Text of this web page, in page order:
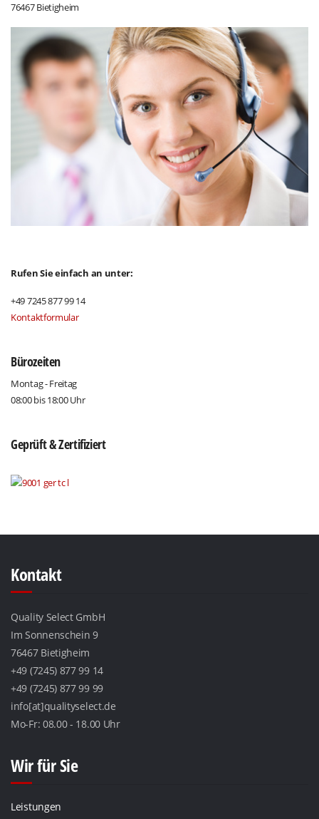
76467 Bietigheim
Rufen Sie einfach an unter:
+49 7245 877 99 14
Kontaktformular
Bürozeiten
Montag - Freitag
08:00 bis 18:00 Uhr
Geprüft & Zertifiziert
Kontakt
Quality Select GmbH
Im Sonnenschein 9
76467 Bietigheim
+49 (7245) 877 99 14
+49 (7245) 877 99 99
info[at]qualityselect.de
Mo-Fr: 08.00 - 18.00 Uhr
Wir für Sie
Leistungen